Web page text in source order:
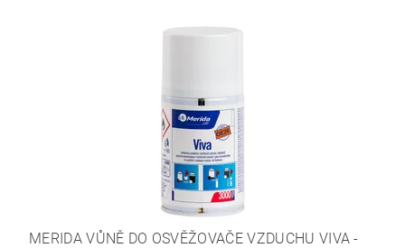
MERIDA VŮNĚ DO OSVĚŽOVAČE VZDUCHU VIVA -